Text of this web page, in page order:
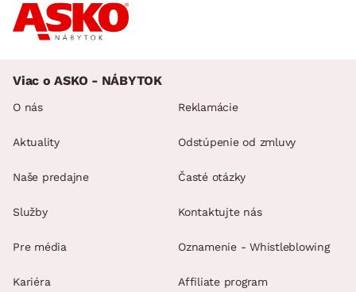
Viac o ASKO - NÁBYTOK
O nás
Aktuality
Naše predajne
Služby
Pre média
Kariéra
Reklamácie
Odstúpenie od zmluvy
Časté otázky
Kontaktujte nás
Oznamenie - Whistleblowing
Affiliate program